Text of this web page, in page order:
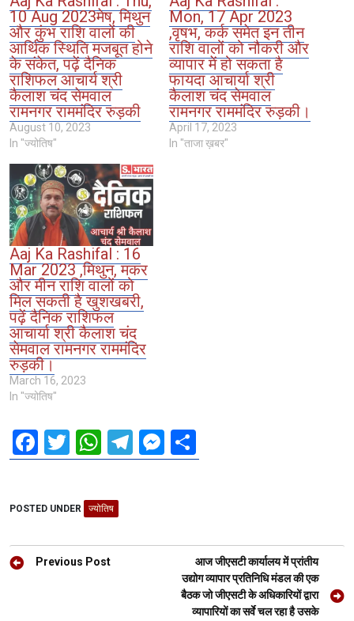
10 Aug 2023मेष, मिथुन
और कुंभ राशि वालों की
आर्थिक स्थिति मजबूत होने
के संकेत, पढ़ें दैनिक
राशिफल आचार्य श्री
कैलाश चंद सेमवाल
रामनगर राममंदिर रुड़की
August 10, 2023
In "ज्योतिष"
Mon, 17 Apr 2023
,वृषभ, कर्क समेत इन तीन
राशि वालों को नौकरी और
व्यापार में हो सकता है
फायदा आचार्या श्री
कैलाश चंद सेमवाल
रामनगर राममंदिर रुड़की।
April 17, 2023
In "ताजा ख़बर"
Aaj Ka Rashifal : 16
Mar 2023 ,मिथुन, मकर
और मीन राशि वालों को
मिल सकती है खुशखबरी,
पढ़ें दैनिक राशिफल
आचार्या श्री कैलाश चंद
सेमवाल रामनगर राममंदिर
रुड़की।
March 16, 2023
In "ज्योतिष"
F
a
b
o
o
T
wi
tt
er
W
h
at
s
A
p
T
el
a
M
es
g
er
h
POSTED UNDER ज्योतिष
PostPrevious Post
आज जीएसटी कार्यालय में प्रांतीय
उद्योग व्यापार प्रतिनिधि मंडल की एक
बैठक जो जीएसटी के अधिकारियों द्वारा
व्यापारियों का सर्वे चल रहा है उसके